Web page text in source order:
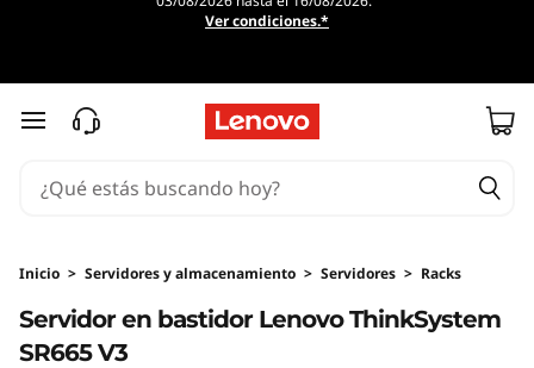
e
d
o
Ver condiciones.*
Ir al contenido principal
Inicio > Servidores y almacenamiento > Servidores > Racks
Servidor en bastidor Lenovo ThinkSystem
SR665 V3